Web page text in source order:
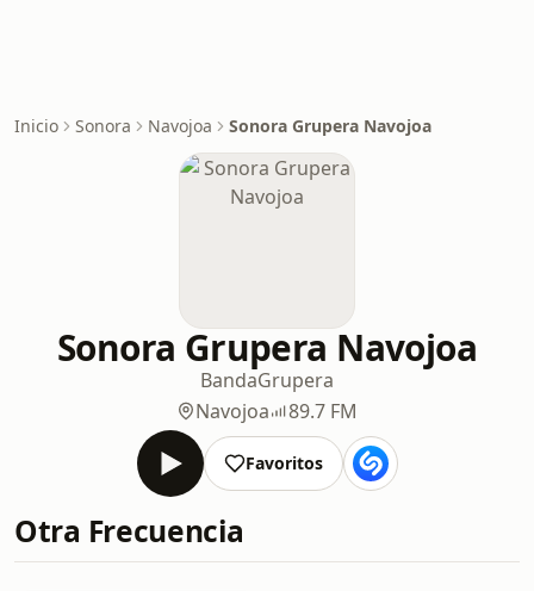
Inicio Sonora Navojoa Sonora Grupera Navojoa
Sonora Grupera Navojoa
BandaGrupera
Navojoa
89.7 FM
Favoritos
Otra Frecuencia